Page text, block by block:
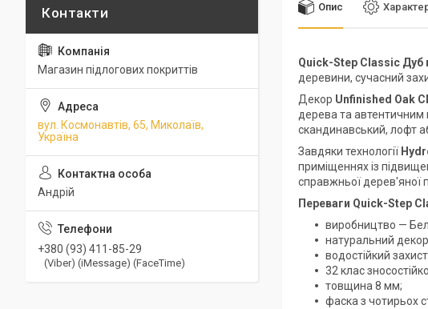
Опис
Quick-Step Classic Дуб
деревини, сучасний
Декор Unfinished Oak
дерева та автентичним
скандинавський, лофт
Завдяки технології
приміщеннях із
справжньої дерев'яної
Переваги Quick-Step
виробництво —
натуральний
водостійкий
32 клас
товщина 8 мм;
фаска з чотирьох
Магазин підлогових покриттів
вул. Космонавтів, 65, Миколаїв,
Україна
Андрій
+380 (93) 411-85-29
(Viber) (iMessage) (FaceTime)